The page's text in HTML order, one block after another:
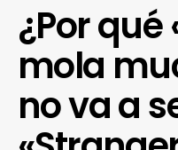
¿Por qué
mola
no va a